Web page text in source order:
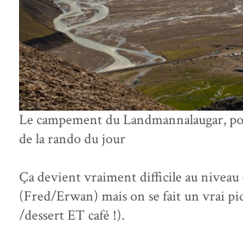
Le campement du Landmannalaugar,
de la rando du jour
Ça devient vraiment difficile au niveau
(Fred/Erwan) mais on se fait un vrai
/dessert ET café !).